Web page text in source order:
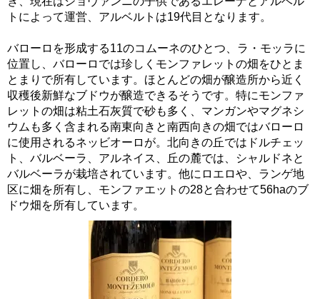
トによって運営、アルベルトは19代目となります。
バローロを形成する11のコムーネのひとつ、ラ・モッラに
位置し、バローロでは珍しくモンファレットの畑をひとま
とまりで所有しています。ほとんどの畑が醸造所から近く
収穫後新鮮なブドウが醸造できるそうです。特にモンファ
レットの畑は粘土石灰質で砂も多く、マンガンやマグネシ
ウムも多く含まれる南東向きと南西向きの畑ではバローロ
に使用されるネッビオーロが。北向きの丘ではドルチェッ
ト、バルベーラ、アルネイス、丘の麓では、シャルドネと
バルベーラが栽培されています。他にロエロや、ランゲ地
区に畑を所有し、モンファエットの28と合わせて56haのブ
ドウ畑を所有しています。